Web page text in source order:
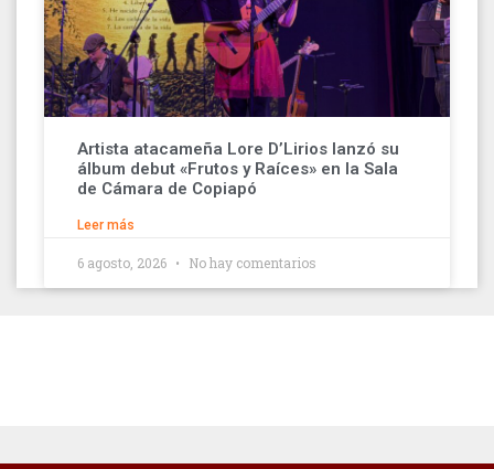
Artista atacameña Lore D’Lirios lanzó su
álbum debut «Frutos y Raíces» en la Sala
de Cámara de Copiapó
Leer más
6 agosto, 2026 No hay comentarios